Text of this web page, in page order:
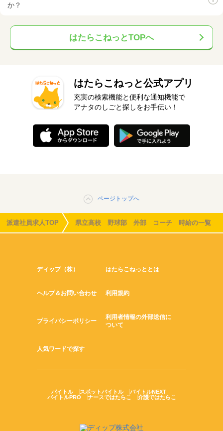
か？
はたらこねっとTOPへ
はたらこねっと公式アプリ
充実の検索機能と便利な通知機能で
アナタのしごと探しをお手伝い！
ページトップへ
派遣社員求人TOP 県立高校 野球部 外部 コーチ 時給の一覧
ディップ（株） はたらこねっととは
ヘルプ＆お問い合わせ 利用規約
プライバシーポリシー
利用者情報の外部送信に
ついて
人気ワードで探す
バイトル スポットバイトル
バイトルNEXT
バイトルPRO
ナースではたらこ 介護ではたらこ